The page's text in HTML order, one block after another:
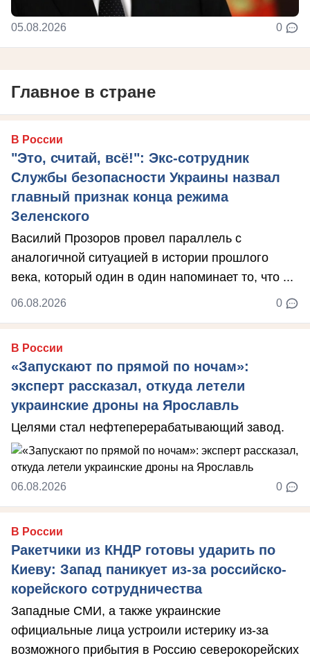
05.08.2026 0
Главное в стране
В России
"Это, считай, всё!": Экс-сотрудник
Службы безопасности Украины назвал
главный признак конца режима
Зеленского
Василий Прозоров провел параллель с
аналогичной ситуацией в истории прошлого
века, который один в один напоминает то, что ...
06.08.2026 0
В России
«Запускают по прямой по ночам»:
эксперт рассказал, откуда летели
украинские дроны на Ярославль
Целями стал нефтеперерабатывающий завод.
06.08.2026 0
В России
Ракетчики из КНДР готовы ударить по
Киеву: Запад паникует из-за российско-
корейского сотрудничества
Западные СМИ, а также украинские
официальные лица устроили истерику из-за
возможного прибытия в Россию северокорейских